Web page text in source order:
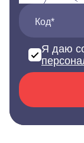
Код*
Я даю